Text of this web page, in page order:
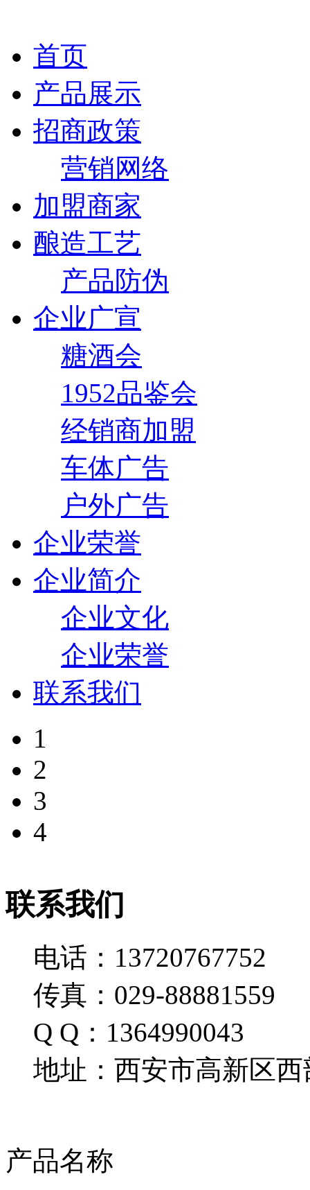
首页
产品展示
招商政策
营销网络
加盟商家
酿造工艺
产品防伪
企业广宣
糖酒会
1952品鉴会
经销商加盟
车体广告
户外广告
企业荣誉
企业简介
企业文化
企业荣誉
联系我们
1
2
3
4
联系我们
电话：13720767752
传真：029-88881559
Q Q：1364990043
地址：西安市高新区西
产品名称